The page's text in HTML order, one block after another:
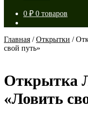
0 ₽ 0 товаров
Главная /Открытки /
свой путь»
Открытка
«Ловить